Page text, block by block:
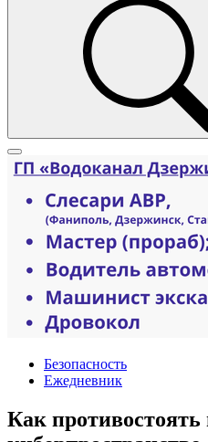
Безопасность
Ежедневник
Как